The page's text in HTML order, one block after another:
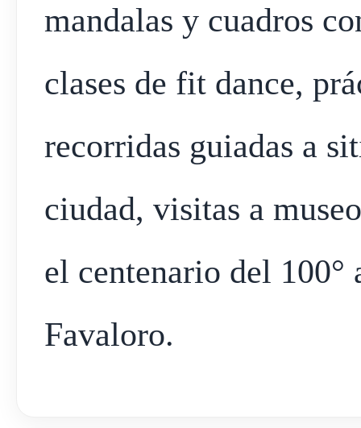
mandalas y cuadros
clases de fit dance,
recorridas guiadas a
ciudad, visitas a
el centenario del 100°
Favaloro.